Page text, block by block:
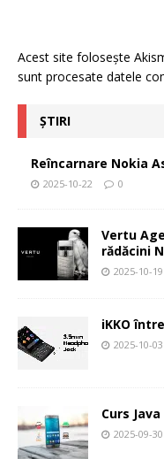
Acest site folosește
sunt procesate datele
ȘTIRI
Reîncarnare Nokia
2025-10-22 0
Vertu
rădăcini
2025-10-19
iKKO
2025-10-03
Curs Java
2025-09-30